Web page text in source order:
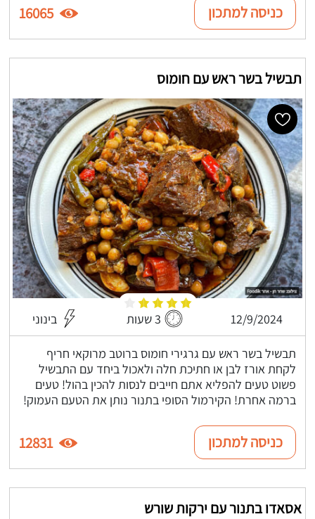
כניסה למתכון 16065
תבשיל בשר ראש עם חומוס
12/9/2024 3 שעות בינוני
תבשיל בשר ראש עם גרגירי חומוס ברוטב מרוקאי חריף
לקחת אורז לבן או חתיכת חלה ולאכול ביחד עם התבשיל
פשוט טעים להפליא אתם חייבים לנסות להכין בהול! טעים
ברמה אחרת! הקירמול הסופי בתנור נותן את הטעם העמוק!
כניסה למתכון 12831
אסאדו בתנור עם ירקות שורש